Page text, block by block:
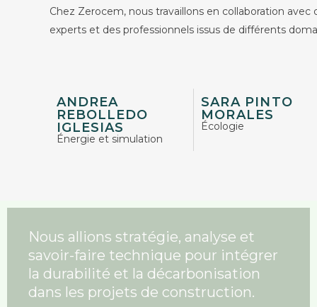
Chez Zerocem, nous travaillons en collaboration avec
experts et des professionnels issus de différents
ANDREA
REBOLLEDO
IGLESIAS
Énergie et simulation
SARA PINTO
MORALES
Écologie
Nous allions stratégie, analyse et
savoir-faire technique pour intégrer
la durabilité et la décarbonisation
dans les projets de construction.